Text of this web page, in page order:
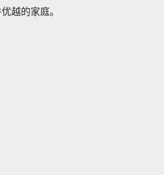
越的家庭。